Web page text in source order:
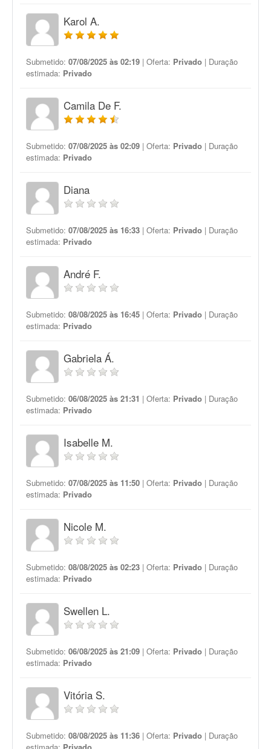
Karol A.
Submetido: 07/08/2025 às 02:19 | Oferta: Privado | Duração
estimada: Privado
Camila De F.
Submetido: 07/08/2025 às 02:09 | Oferta: Privado | Duração
estimada: Privado
Diana
Submetido: 07/08/2025 às 16:33 | Oferta: Privado | Duração
estimada: Privado
André F.
Submetido: 08/08/2025 às 16:45 | Oferta: Privado | Duração
estimada: Privado
Gabriela Á.
Submetido: 06/08/2025 às 21:31 | Oferta: Privado | Duração
estimada: Privado
Isabelle M.
Submetido: 07/08/2025 às 11:50 | Oferta: Privado | Duração
estimada: Privado
Nicole M.
Submetido: 08/08/2025 às 02:23 | Oferta: Privado | Duração
estimada: Privado
Swellen L.
Submetido: 06/08/2025 às 21:09 | Oferta: Privado | Duração
estimada: Privado
Vitória S.
Submetido: 08/08/2025 às 11:36 | Oferta: Privado | Duração